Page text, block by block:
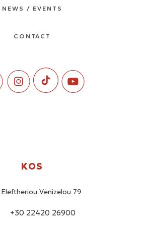
NEWS / EVENTS
CONTACT
KOS
Eleftheriou Venizelou 79
+30 22420 26900